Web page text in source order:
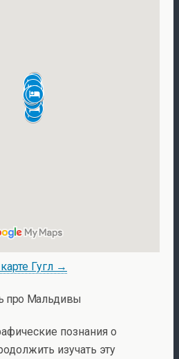
Гугл →
про Мальдивы
познания о
изучать эту